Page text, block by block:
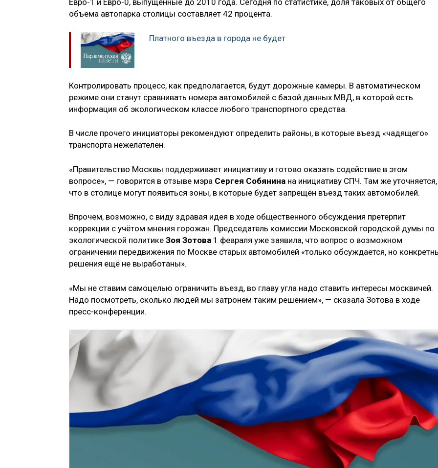
Евро-1 и Евро-0, выпущенные до 2010 года. Сегодня по статистике, доля таковых от общего
объема автопарка столицы составляет 42 процента.
Платного въезда в города не будет
Контролировать процесс, как предполагается, будут дорожные камеры. В автоматическом
режиме они станут сравнивать номера автомобилей с базой данных МВД, в которой есть
информация об экологическом классе любого транспортного средства.
В числе прочего инициаторы рекомендуют определить районы, в которые въезд «чадящего»
транспорта нежелателен.
«Правительство Москвы поддерживает инициативу и готово оказать содействие в этом
вопросе», — говорится в отзыве мэра Сергея Собянина на инициативу СПЧ. Там же уточняется,
что в столице могут появиться зоны, в которые будет запрещён въезд таких автомобилей.
Впрочем, возможно, с виду здравая идея в ходе общественного обсуждения претерпит
коррекции с учётом мнения горожан. Председатель комиссии Московской городской думы по
экологической политике Зоя Зотова 1 февраля уже заявила, что вопрос о возможном
ограничении передвижения по Москве старых автомобилей «только обсуждается, но
решения ещё не выработаны».
«Мы не ставим самоцелью ограничить въезд, во главу угла надо ставить интересы москвичей.
Надо посмотреть, сколько людей мы затронем таким решением», — сказала Зотова в ходе
пресс-конференции.